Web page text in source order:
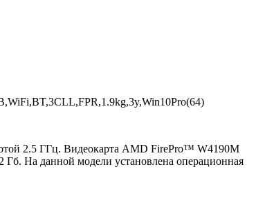
2.5 ГГц. Видеокарта AMD FirePro™ W4190M
Гб. На данной модели установлена операционная